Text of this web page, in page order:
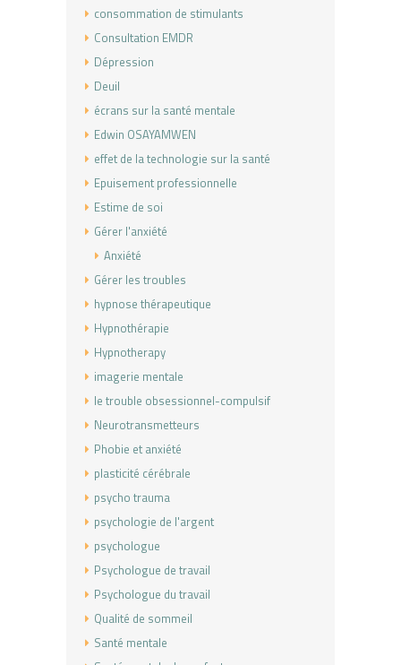
consommation de stimulants
Consultation EMDR
Dépression
Deuil
écrans sur la santé mentale
Edwin OSAYAMWEN
effet de la technologie sur la santé
Epuisement professionnelle
Estime de soi
Gérer l'anxiété
Anxiété
Gérer les troubles
hypnose thérapeutique
Hypnothérapie
Hypnotherapy
imagerie mentale
le trouble obsessionnel-compulsif
Neurotransmetteurs
Phobie et anxiété
plasticité cérébrale
psycho trauma
psychologie de l'argent
psychologue
Psychologue de travail
Psychologue du travail
Qualité de sommeil
Santé mentale